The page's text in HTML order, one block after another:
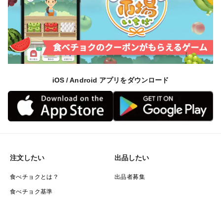
iOS / Android アプリをダウンロード
注文したい
食べチョクとは？
食べチョク基準
出品したい
出品者募集